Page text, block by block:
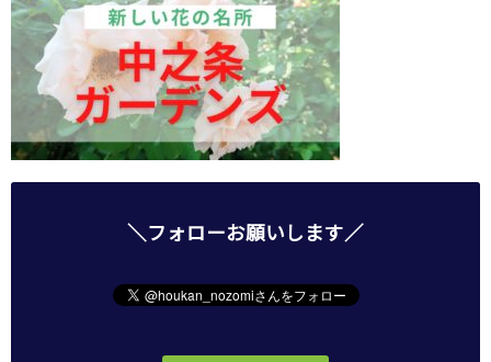
＼フォローお願いします／